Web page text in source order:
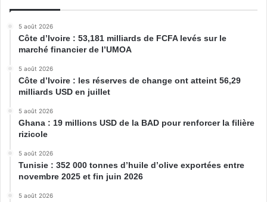
5 août 2026
Côte d’Ivoire : 53,181 milliards de FCFA levés sur le
marché financier de l’UMOA
5 août 2026
Côte d’Ivoire : les réserves de change ont atteint 56,29
milliards USD en juillet
5 août 2026
Ghana : 19 millions USD de la BAD pour renforcer la filière
rizicole
5 août 2026
Tunisie : 352 000 tonnes d’huile d’olive exportées entre
novembre 2025 et fin juin 2026
5 août 2026